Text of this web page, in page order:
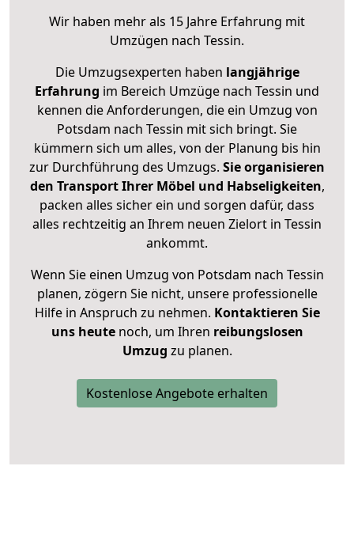
Wir haben mehr als 15 Jahre Erfahrung mit
Umzügen nach Tessin.
Die Umzugsexperten haben langjährige
Erfahrung im Bereich Umzüge nach Tessin und
kennen die Anforderungen, die ein Umzug von
Potsdam nach Tessin mit sich bringt. Sie
kümmern sich um alles, von der Planung bis hin
zur Durchführung des Umzugs. Sie organisieren
den Transport Ihrer Möbel und Habseligkeiten,
packen alles sicher ein und sorgen dafür, dass
alles rechtzeitig an Ihrem neuen Zielort in Tessin
ankommt.
Wenn Sie einen Umzug von Potsdam nach Tessin
planen, zögern Sie nicht, unsere professionelle
Hilfe in Anspruch zu nehmen. Kontaktieren Sie
uns heutenoch, um Ihren reibungslosen
Umzug zu planen.
Kostenlose Angebote erhalten